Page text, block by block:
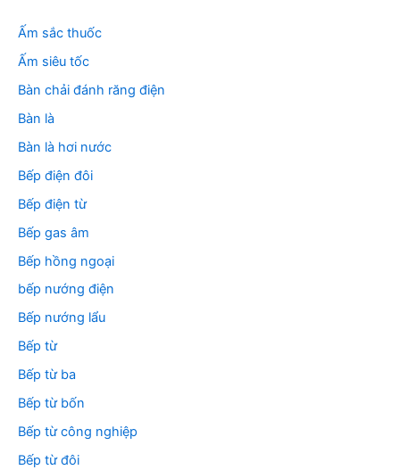
m
Ấm sắc thuốc
Ấm siêu tốc
Bàn chải đánh răng điện
Bàn là
Bàn là hơi nước
Bếp điện đôi
Bếp điện từ
Bếp gas âm
Bếp hồng ngoại
bếp nướng điện
Bếp nướng lẩu
Bếp từ
Bếp từ ba
Bếp từ bốn
Bếp từ công nghiệp
Bếp từ đôi